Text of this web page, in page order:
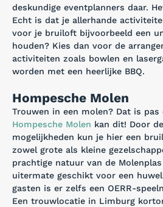
deskundige eventplanners daar.
Echt is dat je allerhande
voor je bruiloft bijvoorbeeld een
houden? Kies dan voor de
activiteiten zoals bowlen en
worden met een heerlijke BBQ.
Hompesche Molen
Trouwen in een molen? Dat is
Hompesche Molen kan dit! Door
mogelijkheden kun je hier een
zowel grote als kleine
prachtige natuur van de
uitermate geschikt voor een
gasten is er zelfs een OERR-
Een trouwlocatie in Limburg